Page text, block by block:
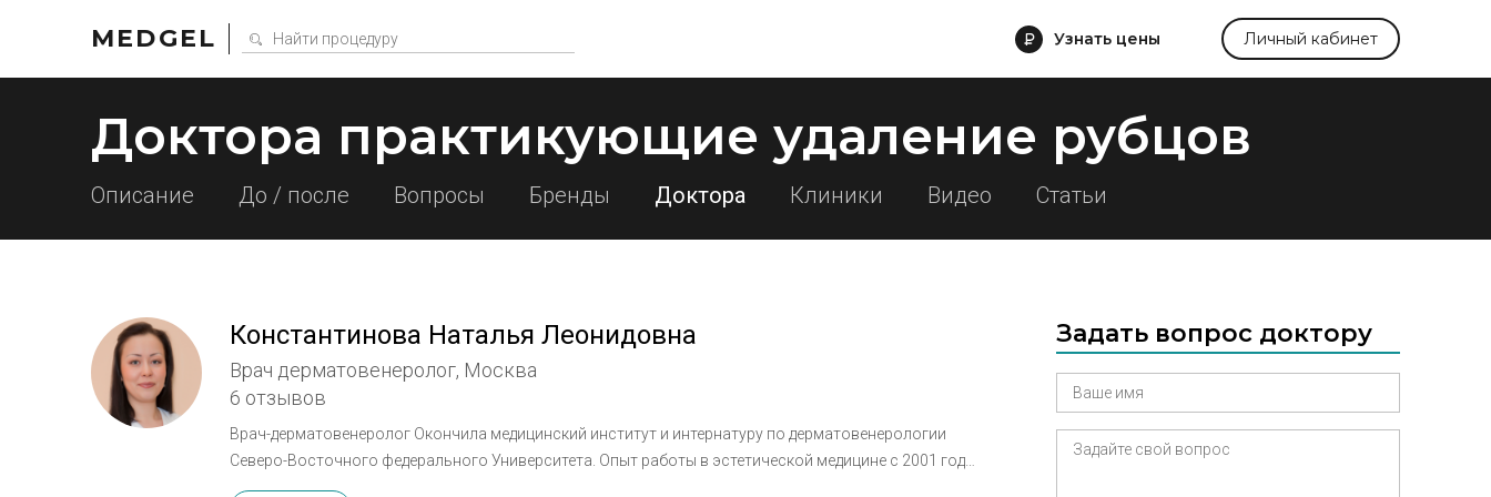
MEDGEL Узнать цены Личный кабинет
Доктора практикующие удаление рубцов
Описание До / после Вопросы Бренды Доктора Клиники Видео Статьи
Константинова Наталья Леонидовна
Врач дерматовенеролог, Москва
6 отзывов
Врач-дерматовенеролог Окончила медицинский институт и интернатуру по дерматовенерологии
Северо-Восточного федерального Университета. Опыт работы в эстетической медицине с 2001 года.
аппаратная косметология (RF-терапия, безинъекционная биоревитализация, микротоковая и
Задать вопрос доктору